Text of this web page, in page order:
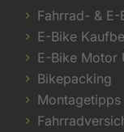
Fahrrad- &
E-Bike
E-Bike Motor
Bikepacking
Montagetipps